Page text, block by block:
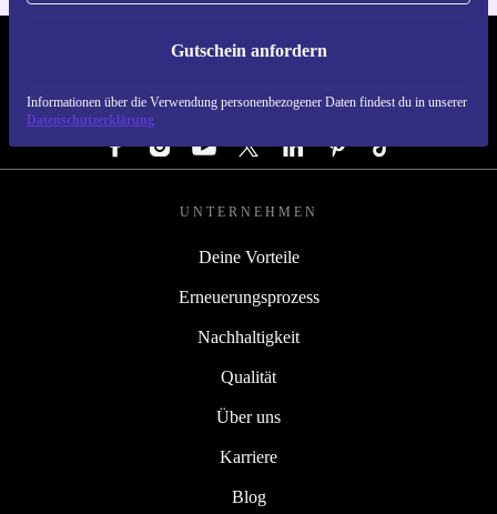
Gutschein anfordern
Informationen über die Verwendung personenbezogener Daten findest du in unserer
Datenschutzerklärung
REFURBED ÖSTERREICH - RETHINK NEW.
FOLGE UNS
UNTERNEHMEN
Deine Vorteile
Erneuerungsprozess
Nachhaltigkeit
Qualität
Über uns
Karriere
Blog